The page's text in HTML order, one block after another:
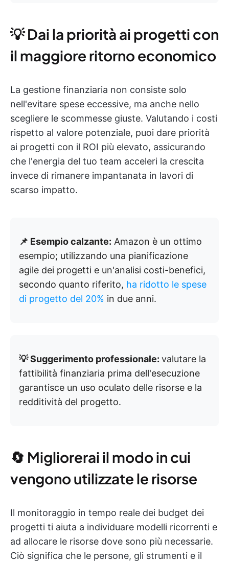
💡 Dai la priorità ai progetti con
il maggiore ritorno economico
La gestione finanziaria non consiste solo
nell'evitare spese eccessive, ma anche nello
scegliere le scommesse giuste. Valutando i costi
rispetto al valore potenziale, puoi dare priorità
ai progetti con il ROI più elevato, assicurando
che l'energia del tuo team acceleri la crescita
invece di rimanere impantanata in lavori di
scarso impatto.
📌 Esempio calzante: Amazon è un ottimo
esempio; utilizzando una pianificazione
agile dei progetti e un'analisi costi-benefici,
secondo quanto riferito, ha ridotto le spese
di progetto del 20% in due anni.
💡 Suggerimento professionale: valutare la
fattibilità finanziaria prima dell'esecuzione
garantisce un uso oculato delle risorse e la
redditività del progetto.
🔄 Migliorerai il modo in cui
vengono utilizzate le risorse
Il monitoraggio in tempo reale dei budget dei
progetti ti aiuta a individuare modelli ricorrenti e
ad allocare le risorse dove sono più necessarie.
Ciò significa che le persone, gli strumenti e il